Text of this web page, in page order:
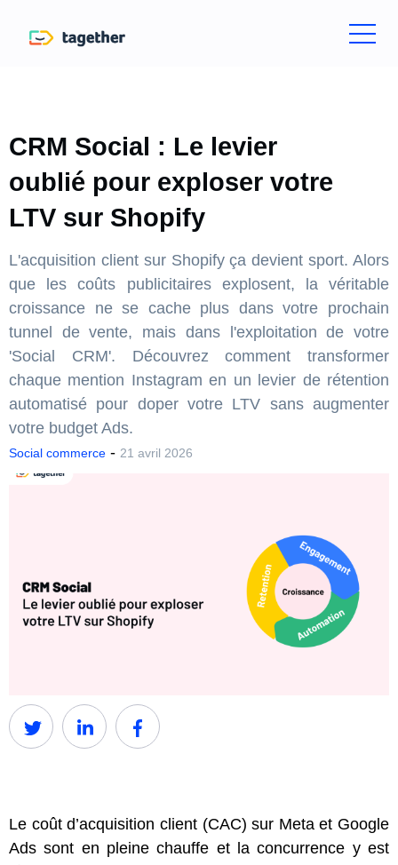
CRM Social : Le levier
oublié pour exploser votre
LTV sur Shopify
L'acquisition client sur Shopify ça devient sport. Alors
que les coûts publicitaires explosent, la véritable
croissance ne se cache plus dans votre prochain
tunnel de vente, mais dans l'exploitation de votre
'Social CRM'. Découvrez comment transformer
chaque mention Instagram en un levier de rétention
automatisé pour doper votre LTV sans augmenter
votre budget Ads.
Social commerce - 21 avril 2026
Le coût d’acquisition client (CAC) sur Meta et Google
Ads sont en pleine chauffe et la concurrence y est